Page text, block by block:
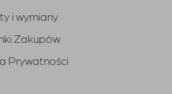
i wymiany
Zakupów
Prywatności